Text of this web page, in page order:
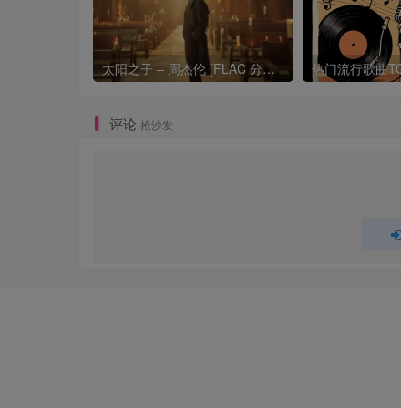
太阳之子 – 周杰伦 [FLAC 分轨 192Khz 24bit]
评论 抢沙发